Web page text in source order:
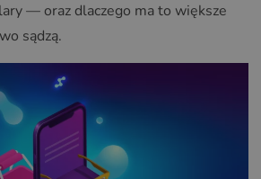
— oraz dlaczego ma to większe
sądzą.